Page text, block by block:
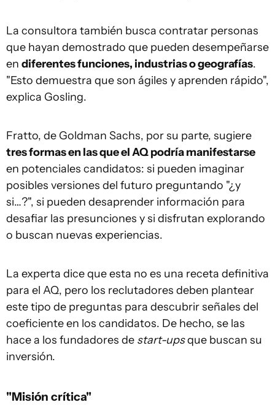
La consultora también busca contratar personas
que hayan demostrado que pueden desempeñarse
en diferentes funciones, industrias o geografías.
"Esto demuestra que son ágiles y aprenden rápido",
explica Gosling.
Fratto, de Goldman Sachs, por su parte, sugiere
tres formas en las que el AQ podría manifestarse
en potenciales candidatos: si pueden imaginar
posibles versiones del futuro preguntando "¿y
si…?", si pueden desaprender información para
desafiar las presunciones y si disfrutan explorando
o buscan nuevas experiencias.
La experta dice que esta no es una receta definitiva
para el AQ, pero los reclutadores deben plantear
este tipo de preguntas para descubrir señales del
coeficiente en los candidatos. De hecho, se las
hace a los fundadores de start-upsque buscan su
inversión.
"Misión crítica"